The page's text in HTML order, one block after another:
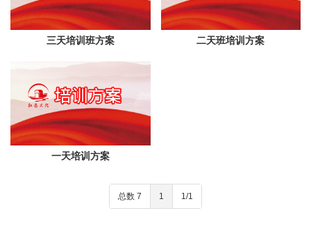
三天培训班方案 二天班培训方案
一天培训方案
总数 7 1 1/1